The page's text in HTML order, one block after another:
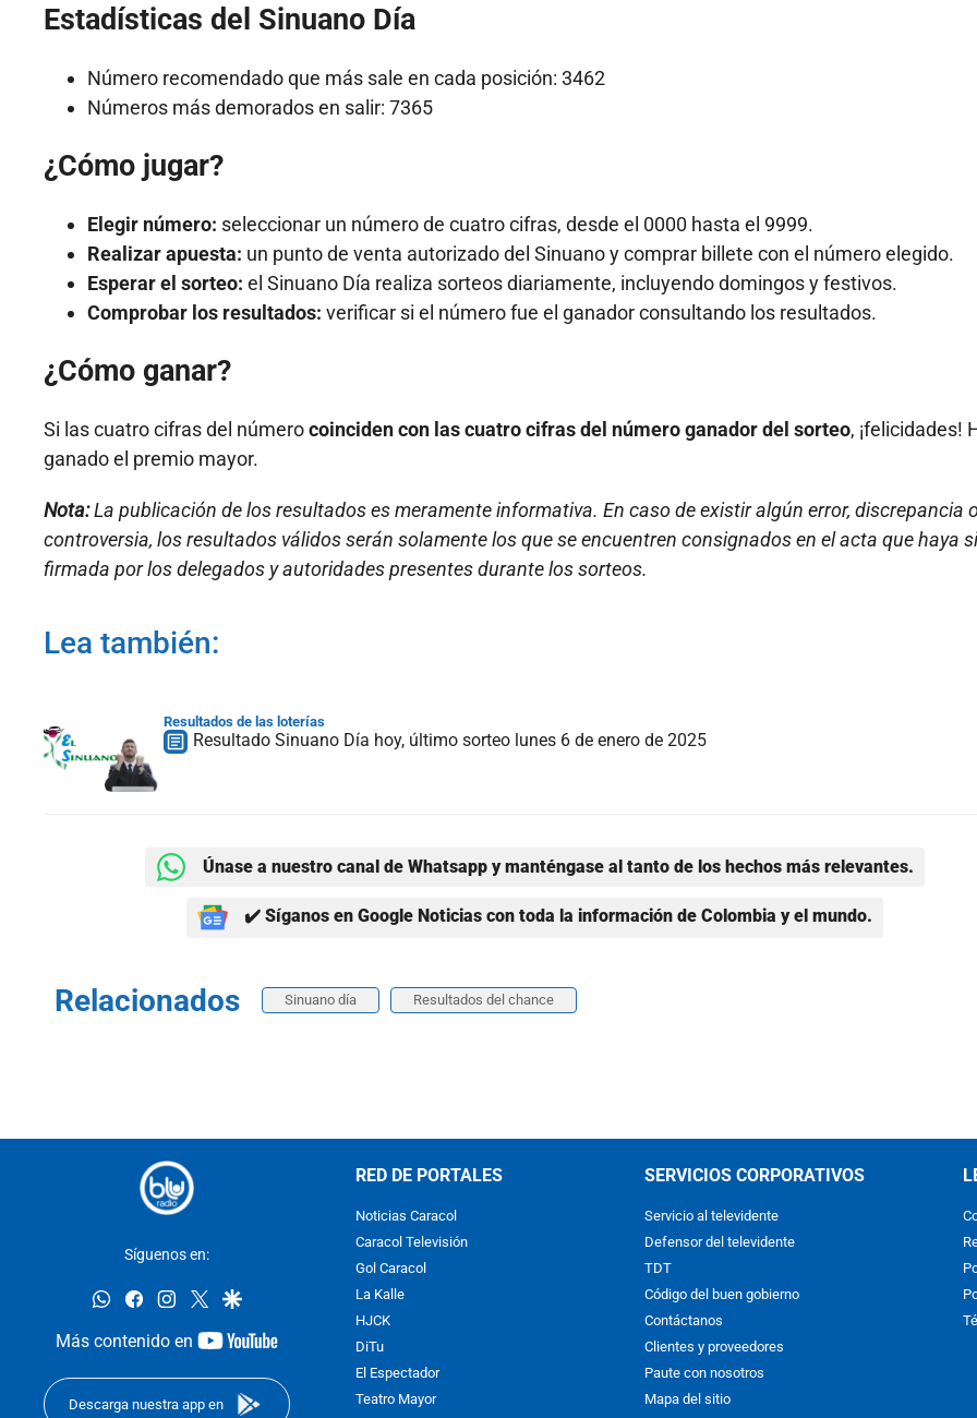
Estadísticas del Sinuano Día
Número recomendado que más sale en cada posición: 3462
Números más demorados en salir: 7365
¿Cómo jugar?
Elegir número: seleccionar un número de cuatro cifras, desde el 0000 hasta el 9999.
Realizar apuesta: un punto de venta autorizado del Sinuano y comprar billete con el número elegido.
Esperar el sorteo: el Sinuano Día realiza sorteos diariamente, incluyendo domingos y festivos.
Comprobar los resultados: verificar si el número fue el ganador consultando los resultados.
¿Cómo ganar?
Si las cuatro cifras del númerocoinciden con las cuatro cifras del número ganador del sorteo, ¡felicidades!
ganado el premio mayor.
Nota:La publicación de los resultados es meramente informativa. En caso de existir algún error, discrepancia
controversia, los resultados válidos serán solamente los que se encuentren consignados en el acta que haya
firmada por los delegados y autoridades presentes durante los sorteos.
Lea también:
Resultados de las loterías
Resultado Sinuano Día hoy, último sorteo lunes 6 de enero de 2025
Únase a nuestro canal de Whatsapp y manténgase al tanto de los hechos más relevantes.
✔️ Síganos en Google Noticias con toda la información de Colombia y el mundo.
Relacionados Sinuano día Resultados del chance
Síguenos en:
whatsappfacebookinstagram
twittergoogle
Más contenido en
youtube-
Descarga nuestra app en
RED DE PORTALES
Noticias Caracol
Caracol Televisión
Gol Caracol
La Kalle
HJCK
DiTu
El Espectador
Teatro Mayor
SERVICIOS CORPORATIVOS
Servicio al televidente
Defensor del televidente
TDT
Código del buen gobierno
Contáctanos
Clientes y proveedores
Paute con nosotros
Mapa del sitio